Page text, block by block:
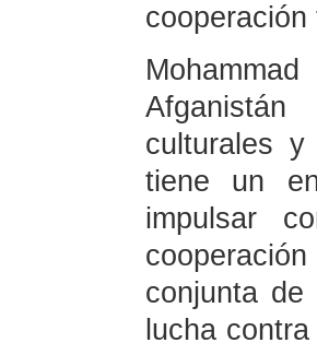
cooperación
Afganistán
culturales
tiene un
impulsar
conjunta
lucha